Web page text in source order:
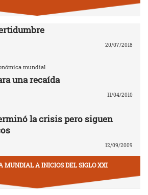
20/07/2018
mundial
una recaída
11/04/2010
la crisis pero siguen
12/09/2009
MUNDIAL A INICIOS DEL SIGLO XXI